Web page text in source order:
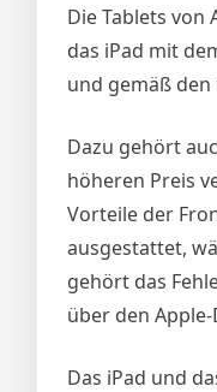
Die Tablets von
das iPad mit
und gemäß
Dazu gehört
höheren Preis
Vorteile der
ausgestattet,
gehört das
über den
Das iPad und